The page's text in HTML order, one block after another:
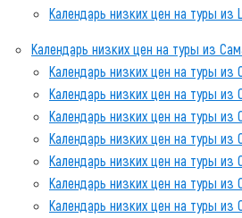
Календарь низких цен на туры
Календарь низких цен на туры из
Календарь низких цен на туры из
Календарь низких цен на туры из
Календарь низких цен на туры из
Календарь низких цен на туры из
Календарь низких цен на туры из
Календарь низких цен на туры из
Календарь низких цен на туры из